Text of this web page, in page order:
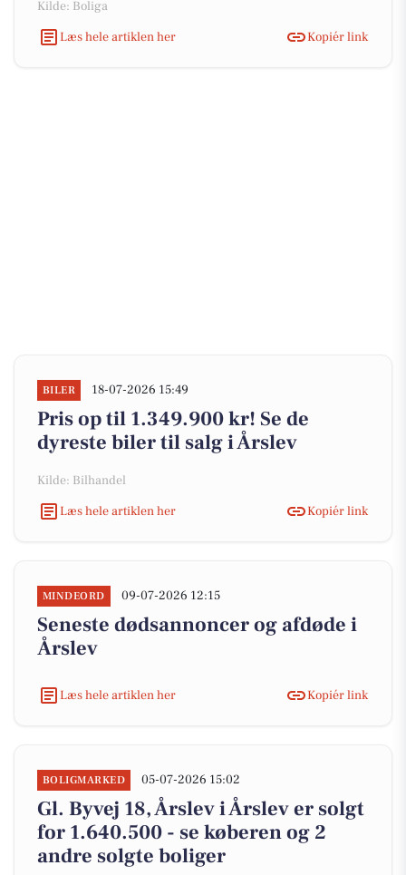
Kilde: Boliga
Læs hele artiklen her
Kopiér link
BILER 18-07-2026 15:49
Pris op til 1.349.900 kr! Se de
dyreste biler til salg i Årslev
Kilde: Bilhandel
Læs hele artiklen her
Kopiér link
MINDEORD 09-07-2026 12:15
Seneste dødsannoncer og afdøde i
Årslev
Læs hele artiklen her Kopiér link
BOLIGMARKED 05-07-2026 15:02
Gl. Byvej 18, Årslev i Årslev er solgt
for 1.640.500 - se køberen og 2
andre solgte boliger